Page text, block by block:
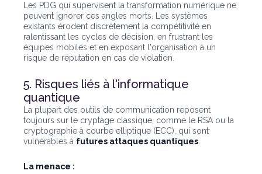
Les PDG qui supervisent la transformation numérique ne
peuvent ignorer ces angles morts. Les systèmes
existants érodent discrètement la compétitivité en
ralentissant les cycles de décision, en frustrant les
équipes mobiles et en exposant l'organisation à un
risque de réputation en cas de violation.
5. Risques liés à l'informatique
quantique
La plupart des outils de communication reposent
toujours sur le cryptage classique, comme le RSA ou la
cryptographie à courbe elliptique (ECC), qui sont
vulnérables à futures attaques quantiques
La menace :